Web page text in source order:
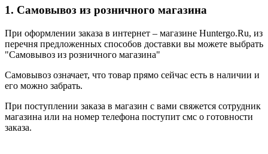
1. Самовывоз из розничного магазина
При оформлении заказа в интернет – магазине Huntergo.Ru, из
перечня предложенных способов доставки вы можете выбрать
"Самовывоз из розничного магазина"
Самовывоз означает, что товар прямо сейчас есть в наличии и
его можно забрать.
При поступлении заказа в магазин с вами свяжется сотрудник
магазина или на номер телефона поступит смс о готовности
заказа.